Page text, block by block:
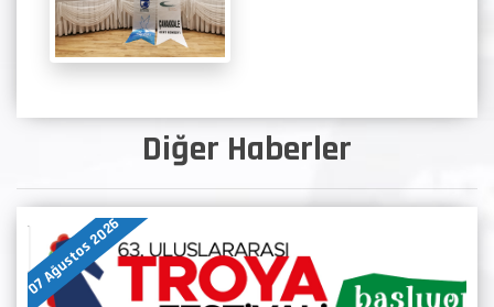
Diğer Haberler
07 Ağustos 2026